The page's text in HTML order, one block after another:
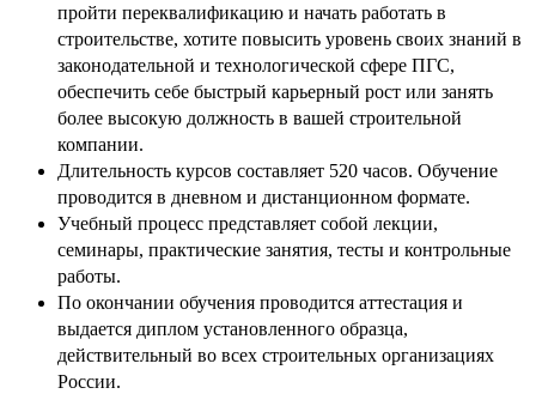
пройти переквалификацию и начать работать в
строительстве, хотите повысить уровень своих знаний в
законодательной и технологической сфере ПГС,
обеспечить себе быстрый карьерный рост или занять
более высокую должность в вашей строительной
компании.
Длительность курсов составляет 520 часов. Обучение
проводится в дневном и дистанционном формате.
Учебный процесс представляет собой лекции,
семинары, практические занятия, тесты и контрольные
работы.
По окончании обучения проводится аттестация и
выдается диплом установленного образца,
действительный во всех строительных организациях
России.